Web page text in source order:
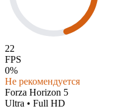
22
FPS
0%
Не рекомендуется
Forza Horizon 5
Ultra • Full HD